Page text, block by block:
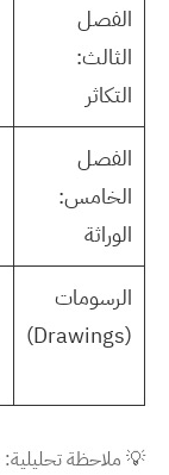
الفصل
الثالث:
التكاثر
الفصل
الخامس:
الوراثة
الرسومات
(Drawings)
💡 ملاحظة تحليلية: